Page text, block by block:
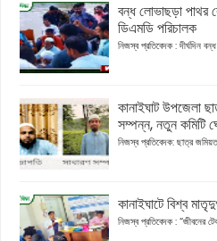
বন্ধ লোভাছড়া পাথর
ডিএমডি পরিচালক
নিজস্ব প্রতিবেদক : দীর্ঘদিন
কানাইঘাট উপজেলা
সম্পন্ন, নতুন কমিটি
নিজস্ব প্রতিবেদক: ছাত্র
কানাইঘাটে বিশ্ব
নিজস্ব প্রতিবেদক : “জীবনের